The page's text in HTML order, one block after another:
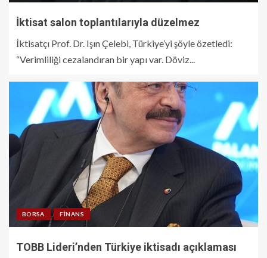
İktisat salon toplantılarıyla düzelmez
İktisatçı Prof. Dr. Işın Çelebi, Türkiye’yi şöyle özetledi:
“Verimliliği cezalandıran bir yapı var. Döviz...
BORSA FINANS
TOBB Lideri’nden Türkiye iktisadı açıklaması